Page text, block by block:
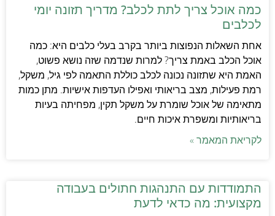
כמה אוכל צריך לתת לכלב? מדריך תזונה יומי
לכלבים
אחת השאלות הנפוצות ביותר בקרב בעלי כלבים היא: כמה
אוכל הכלב באמת צריך? למרות שנדמה שזה נושא פשוט,
האמת היא שתזונה נכונה לכלב כוללת התאמה לפי גיל, משקל,
רמת פעילות, מצב בריאותי ואפילו העדפות אישיות. מתן כמות
מתאימה של אוכל שומרת על משקל תקין, מפחיתה בעיות
בריאותיות ומשפרת איכות חיים.
לקריאת המאמר »
התמודדות עם התנהגות חתולים בעבודה
מקצועית: מה כדאי לדעת